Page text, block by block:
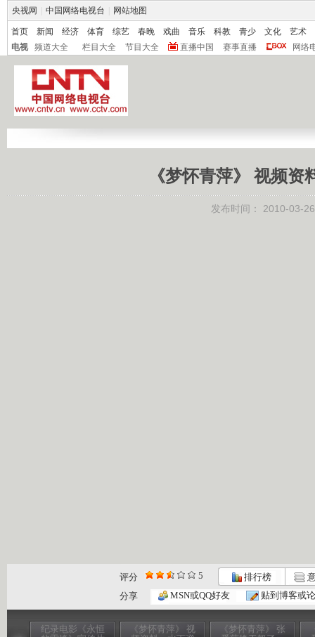
央视网 中国网络电视台 网站地图
首页 新闻 经济 体育 综艺 春晚 戏曲 音乐 科教 青少 文化
艺术
电视
频道大全 栏目大全 节目大全 直播中国 赛事直播 网络
《梦怀青萍》 视频
发布时间： 2010-03-
评分 5 排行榜
分享
MSN或QQ好友 贴到博客或
纪录电影《永恒
《梦怀青萍》 视
《梦怀青萍》 张